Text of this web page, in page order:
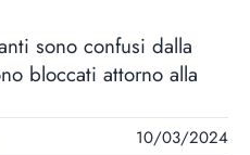
sono confusi dalla
bloccati attorno alla
10/03/2024